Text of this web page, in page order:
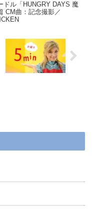
ドル「HUNGRY DAYS 魔
CM曲：記念撮影／